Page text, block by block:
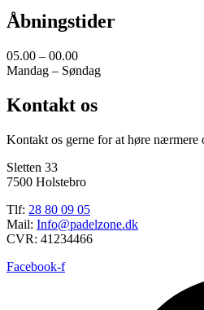
Åbningstider
05.00 – 00.00
Mandag – Søndag
Kontakt os
Kontakt os gerne for at høre
Sletten 33
7500 Holstebro
Tlf: 28 80 09 05
Mail: Info@padelzone.dk
CVR: 41234466
Facebook-f